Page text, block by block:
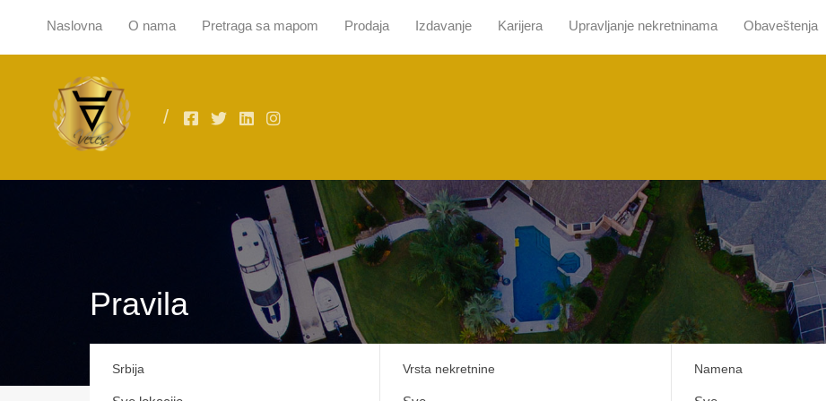
Naslovna O nama Pretraga sa mapom Prodaja Izdavanje Karijera
Naslovna O nama Pretraga sa mapom Prodaja Izdavanje Karijera Upravljanje nekretninama Obaveštenja
Pravila
Srbija Vrsta nekretnine Namena